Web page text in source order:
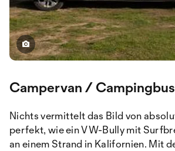
Campervan / Campingbus
Nichts vermittelt das Bild von
perfekt, wie ein VW-Bully mit
an einem Strand in Kalifornien. Mit